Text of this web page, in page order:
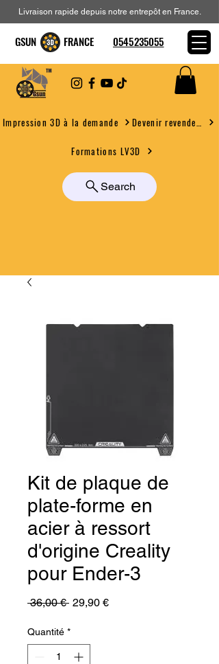
Impression 3D à la demande
Formations LV3D
Search
Livraison rapide depuis notre entrepôt en France.
GSUN FRANCE 0545235055
Kit de plaque de
plate-forme en
acier à ressort
d'origine Creality
pour Ender-3
36,00 € Prix
29,90 €Prix
Quantité *